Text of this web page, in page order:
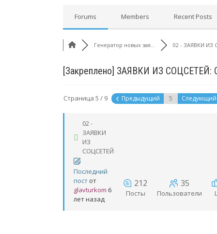
Forums Members Recent Posts
Генератор новых зая... 02 - ЗАЯВКИ ИЗ
[Закреплено] ЗАЯВКИ ИЗ
Страница 5 / 9 Предыдущий
02 -
ЗАЯВКИ
ИЗ
СОЦСЕТЕЙ
Последний
пост от
glavturkom 6
лет назад
212
Посты
35
Пользователи